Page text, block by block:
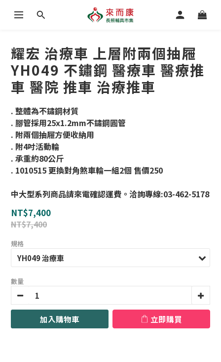
耀宏 治療車 上層附兩個抽屜
YH049 不鏽鋼 醫療車 醫療推
車 醫院 推車 治療推車
. 整體為不鏽鋼材質
. 腳管採用25x1.2mm不鏽鋼圓管
. 附兩個抽屜方便收納用
. 附4吋活動輪
. 承重約80公斤
. 1010515 更換對角煞車輪一組2個 售價250
中大型系列商品請來電確認運費。洽詢專線:03-462-5178
NT$7,400
NT$7,400
規格
數量
加入購物車 立即購買